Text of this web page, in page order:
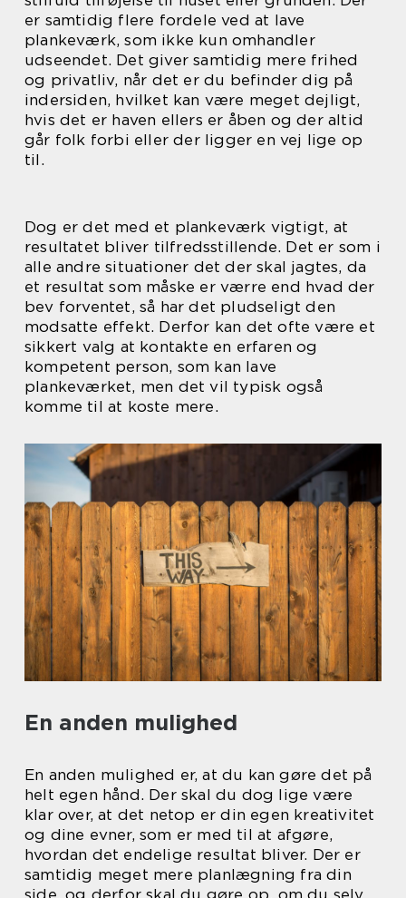
er samtidig flere fordele ved at lave
plankeværk, som ikke kun omhandler
udseendet. Det giver samtidig mere frihed
og privatliv, når det er du befinder dig på
indersiden, hvilket kan være meget dejligt,
hvis det er haven ellers er åben og der altid
går folk forbi eller der ligger en vej lige op
til.
Dog er det med et plankeværk vigtigt, at
resultatet bliver tilfredsstillende. Det er som i
alle andre situationer det der skal jagtes, da
et resultat som måske er værre end hvad der
bev forventet, så har det pludseligt den
modsatte effekt. Derfor kan det ofte være et
sikkert valg at kontakte en erfaren og
kompetent person, som kan lave
plankeværket, men det vil typisk også
komme til at koste mere.
En anden mulighed
En anden mulighed er, at du kan gøre det på
helt egen hånd. Der skal du dog lige være
klar over, at det netop er din egen kreativitet
og dine evner, som er med til at afgøre,
hvordan det endelige resultat bliver. Der er
samtidig meget mere planlægning fra din